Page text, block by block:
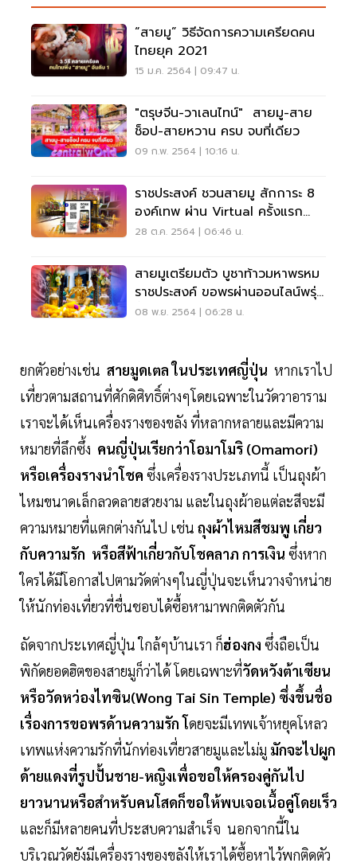
“สายมู” วิธีจัดการความเครียดคน
ไทยยุค 2021
15 ม.ค. 2564 | 09:47 น.
"ตรุษจีน-วาเลนไทน์" สายมู-สาย
ช็อป-สายหวาน ครบ จบที่เดียว
09 ก.พ. 2564 | 10:16 น.
ราชประสงค์ ชวนสายมู สักการะ 8
องค์เทพ ผ่าน Virtual ครั้งแรก
ของโลก
28 ต.ค. 2564 | 06:46 น.
สายมูเตรียมตัว บูชาท้าวมหาพรหม
ราชประสงค์ ขอพรผ่านออนไลน์พรุ่ง
นี้ 6 โมงเช้า
08 พ.ย. 2564 | 06:28 น.
ยกตัวอย่างเช่น สายมูดเตล ในประเทศญี่ปุ่น หากเราไป
เที่ยวตามสถานที่ศักดิศิทธิ์ต่างๆโดยเฉพาะในวัดวาอาราม
เราจะได้เห็นเครื่องรางของขลัง ที่หลากหลายและมีความ
หมายที่ลึกซึ้ง คนญี่ปุ่นเรียกว่าโอมาโมริ (Omamori)
หรือเครื่องรางนำโชค ซึ่งเครื่องรางประเภทนี้ เป็นถุงผ้า
ไหมขนาดเล็กลวดลายสวยงาม และในถุงผ้าอแต่ละสีจะมี
ความหมายที่แตกต่างกันไป เช่น ถุงผ้าไหมสีชมพู เกี่ยว
กับความรัก หรือสีฟ้าเกี่ยวกับโชคลาภ การเงิน ซึ่งหาก
ใครได้มีโอกาสไปตามวัดต่างๆในญี่ปุ่นจะเห็นวางจำหน่าย
ให้นักท่องเที่ยวที่ชื่นชอบได้ซื้อหามาพกติดตัวกัน
ถัดจากประเทศญี่ปุ่น ใกล้ๆบ้านเรา ก็ฮ่องกง ซึ่งถือเป็น
พิกัดยอดฮิตของสายมูก็ว่าได้ โดยเฉพาะที่วัดหวังต้าเซียน
หรือวัดหว่องไทซิน(Wong Tai Sin Temple) ซึ่งขึ้นชื่อ
เรื่องการขอพรด้านความรัก โดยจะมีเทพเจ้าหยุคโหลว
เทพแห่งความรักที่นักท่องเที่ยวสายมูและไม่มู มักจะไปผูก
ด้ายแดงที่รูปปั้นชาย-หญิงเพื่อขอให้ครองคู่กันไป
ยาวนานหรือสำหรับคนโสดก็ขอให้พบเจอเนื้อคู่โดยเร็ว
และก็มีหลายคนที่ประสบความสำเร็จ นอกจากนี้ใน
บริเวณวัดยังมีเครื่องรางของขลังให้เราได้ซื้อหาไว้พกติดตัว